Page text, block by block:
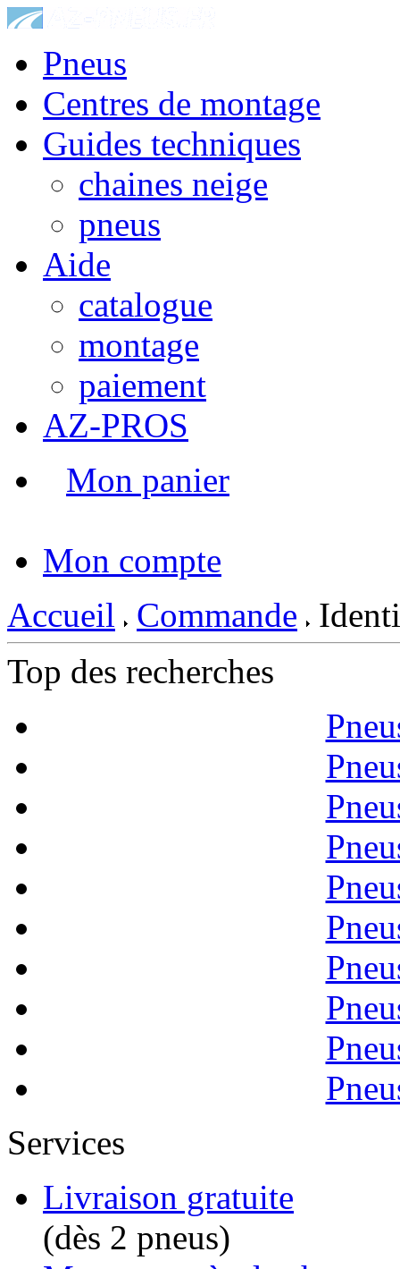
Pneus
Centres de montage
Guides techniques
chaines neige
pneus
Aide
catalogue
montage
paiement
AZ-PROS
Mon panier
Mon compte
Accueil
Commande
Top des recherches
Services
Livraison gratuite
(dès 2 pneus)